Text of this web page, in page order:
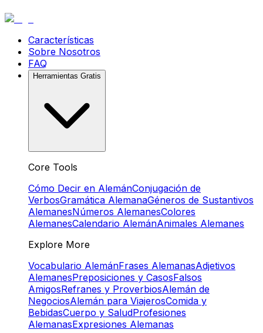
Características
Sobre Nosotros
FAQ
Herramientas Gratis
Core Tools
Cómo Decir en AlemánConjugación de
VerbosGramática AlemanaGéneros de Sustantivos
AlemanesNúmeros AlemanesColores
AlemanesCalendario AlemánAnimales Alemanes
Explore More
Vocabulario AlemánFrases AlemanasAdjetivos
AlemanesPreposiciones y CasosFalsos
AmigosRefranes y ProverbiosAlemán de
NegociosAlemán para ViajerosComida y
BebidasCuerpo y SaludProfesiones
AlemanasExpresiones Alemanas